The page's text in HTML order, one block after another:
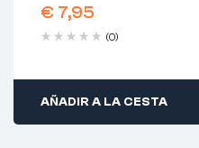
€ 7,95
(0)
AÑADIR A LA CESTA